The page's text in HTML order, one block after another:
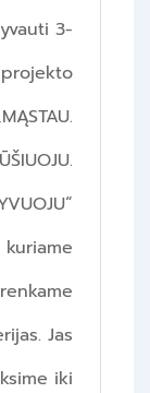
3-
renkame
Jas
iki